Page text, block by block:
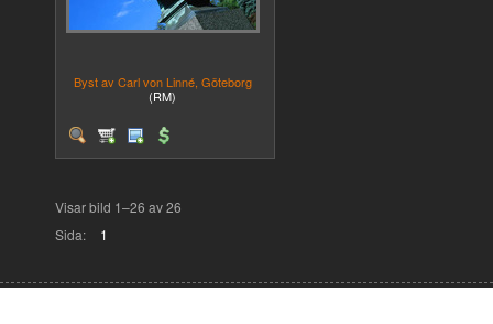
Byst av Carl von Linné, Göteborg
(RM)
Visar bild 1–26 av 26
Sida:
1